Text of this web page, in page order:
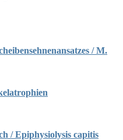
/ M.
/ Epiphysiolysis capitis